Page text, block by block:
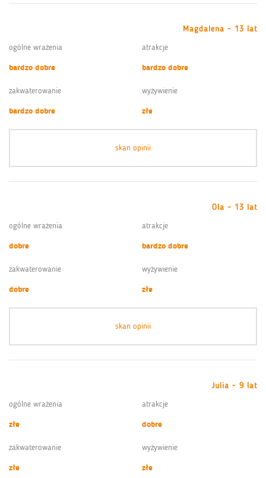
Magdalena - 13 lat
ogólne wrażenia
bardzo dobre
atrakcje
bardzo dobre
zakwaterowanie
bardzo dobre
wyżywienie
złe
skan opinii
Ola - 13 lat
ogólne wrażenia
dobre
atrakcje
bardzo dobre
zakwaterowanie
dobre
wyżywienie
złe
skan opinii
Julia - 9 lat
ogólne wrażenia
złe
atrakcje
dobre
zakwaterowanie
złe
wyżywienie
złe